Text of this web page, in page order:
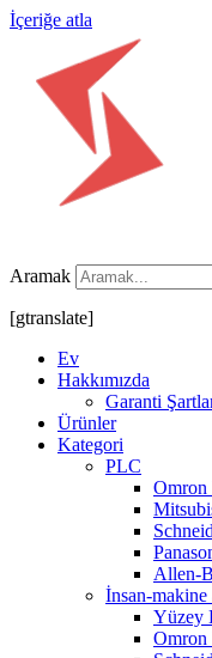
İçeriğe atla
Aramak
[gtranslate]
Ev
Hakkımızda
Garanti
Ürünler
Kategori
PLC
Omron
Allen-
İnsan-makine
Yüzey
Omron